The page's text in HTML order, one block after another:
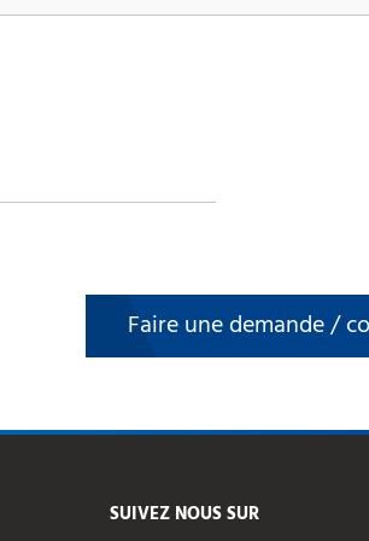
Faire une demande /
SUIVEZ NOUS SUR